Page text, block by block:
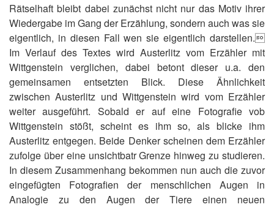
Rätselhaft bleibt dabei zunächst nicht nur das Motiv ihrer
Wiedergabe im Gang der Erzählung, sondern auch was sie
eigentlich, in diesen Fall wen sie eigentlich darstellen.
Im Verlauf des Textes wird Austerlitz vom Erzähler mit
Wittgenstein verglichen, dabei betont dieser u.a. den
gemeinsamen entsetzten Blick. Diese Ähnlichkeit
zwischen Austerlitz und Wittgenstein wird vom Erzähler
weiter ausgeführt. Sobald er auf eine Fotografie vob
Wittgenstein stößt, scheint es ihm so, als blicke ihm
Austerlitz entgegen. Beide Denker scheinen dem Erzähler
zufolge über eine unsichtbatr Grenze hinweg zu studieren.
In diesem Zusammenhang bekommen nun auch die zuvor
eingefügten Fotografien der menschlichen Augen in
Analogie zu den Augen der Tiere einen neuen